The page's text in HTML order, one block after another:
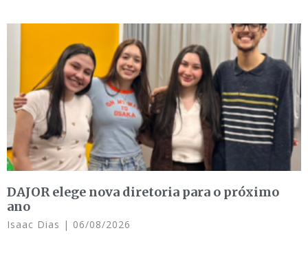
DAJOR elege nova diretoria para o próximo
ano
Isaac Dias 06/08/2026